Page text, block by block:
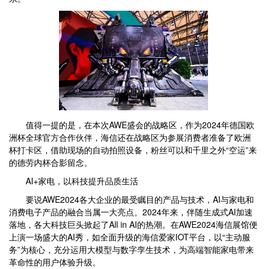
值得一提的是，在本次AWE盛会的战略区，作为2024年德国欧
洲杯全球官方合作伙伴，海信还在战略区为参展消费者准备了欧洲
杯打卡区，借助现场的自动拍照设备，粉丝可以和千里之外“空运”来
的德劳内杯合影留念。
AI+家电，以科技提升品质生活
要说AWE2024各大企业的最受瞩目的产品与技术，AI与家电和
消费电子产品的融合当属一大亮点。2024年来，伴随生成式AI加速
落地，各大科技巨头掀起了All in AI的热潮。在AWE2024海信展馆便
上演一场盛大的AI秀，如全面升级的海信爱家IOT平台，以“主动服
务”为核心，充分运用大模型与数字孪生技术，为高端智能家电带来
革命性的用户体验升级。